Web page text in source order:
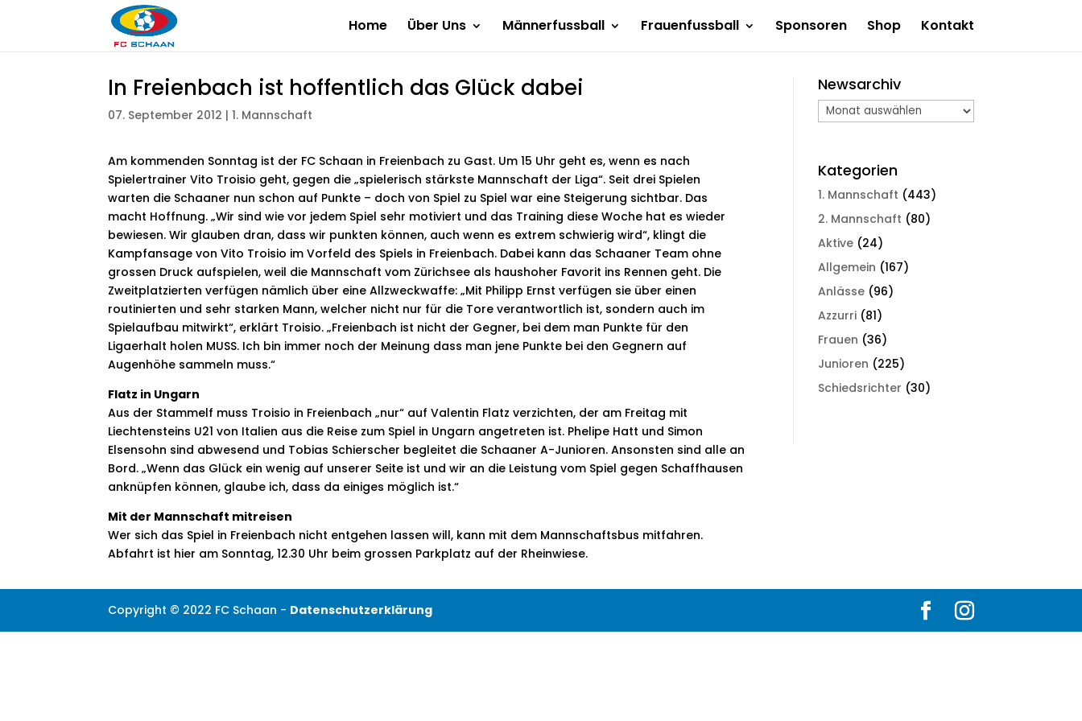
Home Über Uns Männerfussball Frauenfussball Sponsoren Shop Kontakt
In Freienbach ist hoffentlich das Glück dabei
07. September 2012 |1. Mannschaft
Am kommenden Sonntag ist der FC Schaan in Freienbach zu Gast. Um 15 Uhr geht es, wenn es nach
Spielertrainer Vito Troisio geht, gegen die „spielerisch stärkste Mannschaft der Liga“. Seit drei Spielen
warten die Schaaner nun schon auf Punkte – doch von Spiel zu Spiel war eine Steigerung sichtbar. Das
macht Hoffnung.„Wir sind wie vor jedem Spiel sehr motiviert und das Training diese Woche hat es wieder
bewiesen. Wir glauben dran, dass wir punkten können, auch wenn es extrem schwierig wird“, klingt die
Kampfansage von Vito Troisio im Vorfeld des Spiels in Freienbach. Dabei kann das Schaaner Team ohne
grossen Druck aufspielen, weil die Mannschaft vom Zürichsee als haushoher Favorit ins Rennen geht. Die
Zweitplatzierten verfügen nämlich über eine Allzweckwaffe: „Mit Philipp Ernst verfügen sie über einen
routinierten und sehr starken Mann, welcher nicht nur für die Tore verantwortlich ist, sondern auch im
Spielaufbau mitwirkt“, erklärt Troisio. „Freienbach ist nicht der Gegner, bei dem man Punkte für den
Ligaerhalt holen MUSS. Ich bin immer noch der Meinung dass man jene Punkte bei den Gegnern auf
Augenhöhe sammeln muss.“
Flatz in Ungarn
Aus der Stammelf muss Troisio in Freienbach „nur“ auf Valentin Flatz verzichten, der am Freitag mit
Liechtensteins U21 von Italien aus die Reise zum Spiel in Ungarn angetreten ist. Phelipe Hatt und Simon
Elsensohn sind abwesend und Tobias Schierscher begleitet die Schaaner A-Junioren. Ansonsten sind alle an
Bord. „Wenn das Glück ein wenig auf unserer Seite ist und wir an die Leistung vom Spiel gegen Schaffhausen
anknüpfen können, glaube ich, dass da einiges möglich ist.“
Mit der Mannschaft mitreisen
Wer sich das Spiel in Freienbach nicht entgehen lassen will, kann mit dem Mannschaftsbus mitfahren.
Abfahrt ist hier am Sonntag, 12.30 Uhr beim grossen Parkplatz auf der Rheinwiese.
Newsarchiv
Newsarchiv
Kategorien
1. Mannschaft (443)
2. Mannschaft (80)
Aktive (24)
Allgemein (167)
Anlässe (96)
Azzurri (81)
Frauen (36)
Junioren (225)
Schiedsrichter (30)
Copyright © 2022 FC Schaan - Datenschutzerklärung